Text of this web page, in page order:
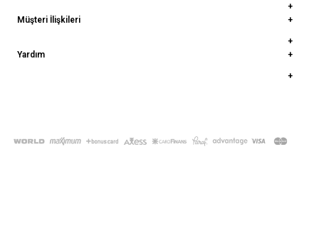
Müşteri İlişkileri
Yardım